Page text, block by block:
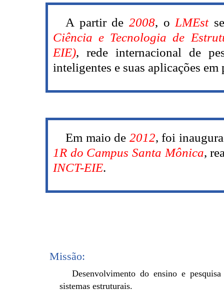
A partir de2008, o LMEst
Ciência e Tecnologia de
EIE), rede internacional de
inteligentes e suas aplicações
Em maio de 2012, foi
1R do Campus Santa Mônica,
INCT-EIE.
Missão:
Desenvolvimento do ensino e
sistemas estruturais.